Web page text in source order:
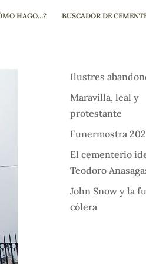
HAGO…? BUSCADOR DE
Ilustres
Maravilla, leal y
protestante
Funermostra
El cementerio
Teodoro
John Snow y la
cólera